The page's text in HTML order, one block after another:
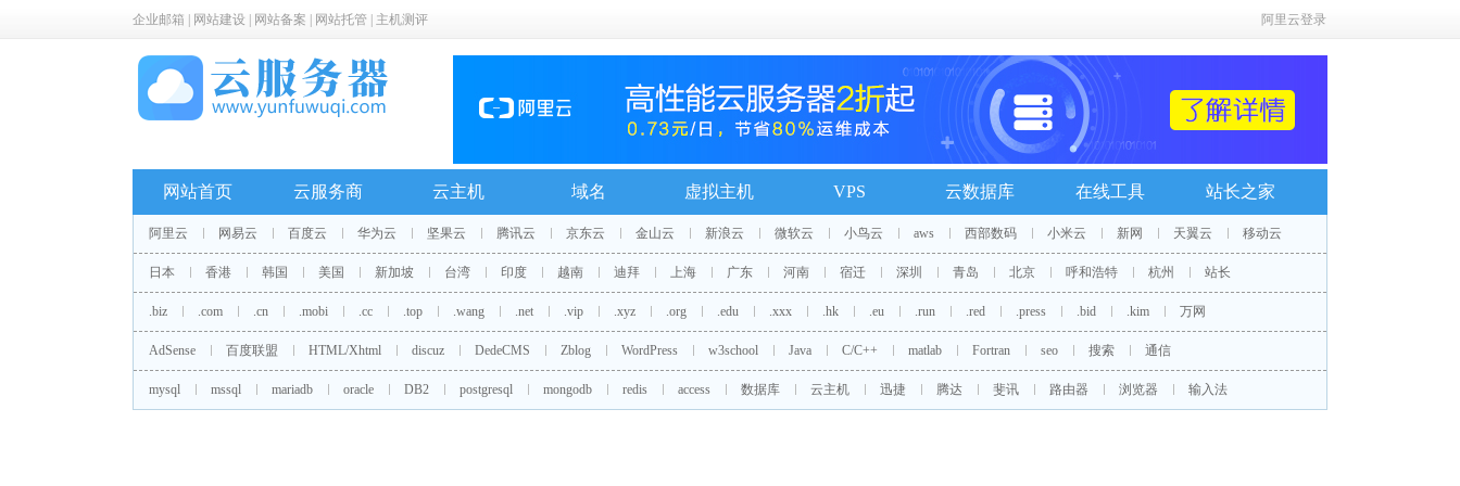
企业邮箱 网站建设 网站备案 网站托管 主机测评 阿里云登录
网站首页 云服务商 云主机 域名 虚拟主机 VPS 云数据库 在线工具 站长之家
阿里云 网易云 百度云 华为云 坚果云 腾讯云 京东云 金山云 新浪云 微软云 小鸟云 aws 西部数码 小米云 新网 天翼云 移动云
日本 香港 韩国 美国 新加坡 台湾 印度 越南 迪拜 上海 广东 河南 宿迁 深圳 青岛 北京 呼和浩特 杭州 站长
.biz .com .cn .mobi .cc .top .wang .net .vip .xyz .org .edu .xxx .hk .eu .run .red .press .bid .kim 万网
AdSense 百度联盟 HTML/Xhtml discuz DedeCMS Zblog WordPress w3school Java C/C++ matlab Fortran seo 搜索 通信
mysql mssql mariadb oracle DB2 postgresql mongodb redis access 数据库 云主机 迅捷 腾达 斐讯 路由器 浏览器 输入法